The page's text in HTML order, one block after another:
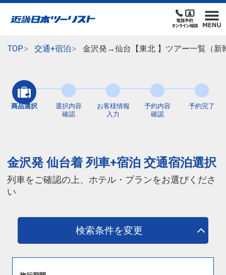
TOP 交通+宿泊 金沢発→仙台【東北 】ツアー一覧（新
商品選択
選択内容
確認
お客様情報
入力
予約内容
確認
予約完了
金沢発 仙台着 列車+宿泊 交通宿泊選択
列車をご確認の上、ホテル・プランをお選びくださ
い
検索条件を変更